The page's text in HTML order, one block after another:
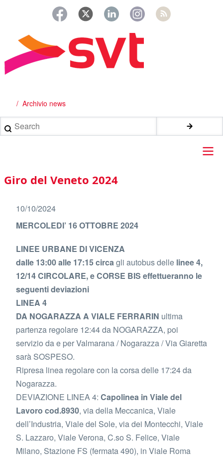
principale
Briciole
di
pane
Archivio news
Search
Main
navigation
Giro del Veneto 2024
10/10/2024
MERCOLEDI’ 16 OTTOBRE 2024
LINEE URBANE DI VICENZA
dalle 13:00 alle 17:15 circagli autobus delle linee 4,
12/14 CIRCOLARE, e CORSE BIS effettueranno le
seguenti deviazioni
LINEA 4
DA NOGARAZZA A VIALE FERRARIN ultima
partenza regolare 12:44 da NOGARAZZA, poi
servizio da e per Valmarana / Nogarazza / Via Giaretta
sarà SOSPESO.
Ripresa linea regolare con la corsa delle 17:24 da
Nogarazza.
DEVIAZIONE LINEA 4: Capolinea in Viale del
Lavoro cod.8930, via della Meccanica, Viale
dell’Industria, Viale del Sole, via dei Montecchi, Viale
S. Lazzaro, Viale Verona, C.so S. Felice, Viale
Milano, Stazione FS (fermata 490), in Viale Roma